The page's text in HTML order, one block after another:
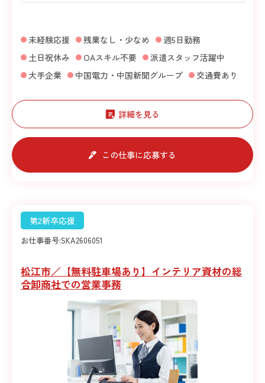
未経験応援 残業なし・少なめ
週5日勤務
土日祝休み
OAスキル不要
派遣スタッフ活躍中
大手企業
中国電力・中国新聞グループ 交通費あり
詳細を見る
この仕事に応募する
第2新卒応援
お仕事番号:SKA2606051
松江市／【無料駐車場あり】インテリア資材の総
合卸商社での営業事務